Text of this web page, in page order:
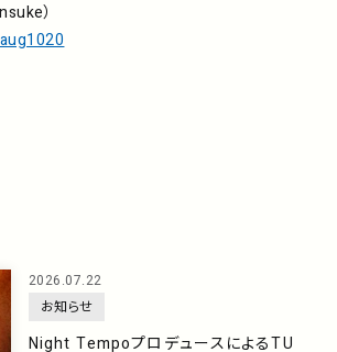
）
2026.07.22
お知らせ
Night TempoプロデュースによるTU